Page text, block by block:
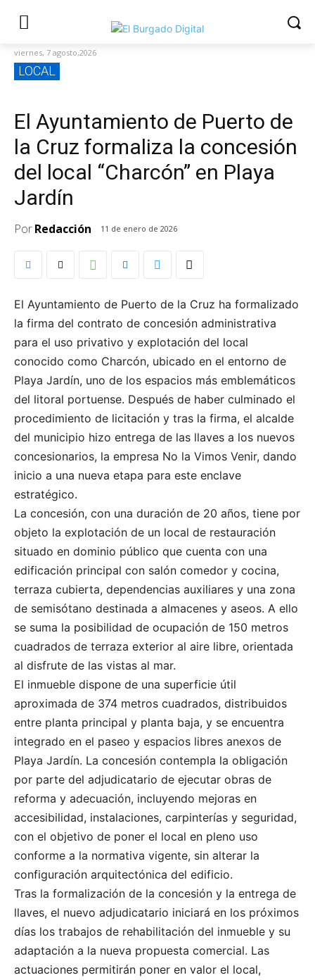
viernes, 7 agosto,2026
LOCAL
El Ayuntamiento de Puerto de
la Cruz formaliza la concesión
del local “Charcón” en Playa
Jardín
PorRedacción 11 de enero de 2026
El Ayuntamiento de Puerto de la Cruz ha formalizado
la firma del contrato de concesión administrativa
para el uso privativo y explotación del local
conocido como Charcón, ubicado en el entorno de
Playa Jardín, uno de los espacios más emblemáticos
del litoral portuense. Después de haber culminado el
procedimiento de licitación y tras la firma, el alcalde
del municipio hizo entrega de las llaves a los nuevos
concesionarios, la empresa No la Vimos Venir, dando
inicio a una nueva etapa para este enclave
estratégico.
La concesión, con una duración de 20 años, tiene por
objeto la explotación de un local de restauración
situado en dominio público que cuenta con una
edificación principal con salón comedor y cocina,
terraza cubierta, dependencias auxiliares y una zona
de semisótano destinada a almacenes y aseos. A ello
se suma la posibilidad de ocupación de 150 metros
cuadrados de terraza exterior al aire libre, orientada
al disfrute de las vistas al mar.
El inmueble dispone de una superficie útil
aproximada de 374 metros cuadrados, distribuidos
entre planta principal y planta baja, y se encuentra
integrado en el paseo y espacios libres anexos de
Playa Jardín. La concesión contempla la obligación
por parte del adjudicatario de ejecutar obras de
reforma y adecuación, incluyendo mejoras en
accesibilidad, instalaciones, carpinterías y seguridad,
con el objetivo de poner el local en pleno uso
conforme a la normativa vigente, sin alterar la
configuración arquitectónica del edificio.
Tras la formalización de la concesión y la entrega de
llaves, el nuevo adjudicatario iniciará en los próximos
días los trabajos de rehabilitación del inmueble y su
adaptación a la nueva propuesta comercial. Las
actuaciones permitirán poner en valor el local,